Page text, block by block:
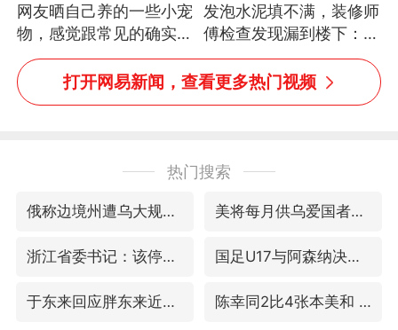
网友晒自己养的一些小宠
物，感觉跟常见的确实有
些不一样
发泡水泥填不满，装修师
傅检查发现漏到楼下：出
风口未延伸到外墙
打开网易新闻，查看更多热门视频
热门搜索
俄称边境州遭乌大规模袭击已致13伤 美将每月供乌爱国者拦截导弹
浙江省委书记：该停下的坚决停下来 国足U17与阿森纳决赛取消 并列冠军
于东来回应胖东来近25年老店年底关闭 陈幸同2比4张本美和 国乒双线丢冠